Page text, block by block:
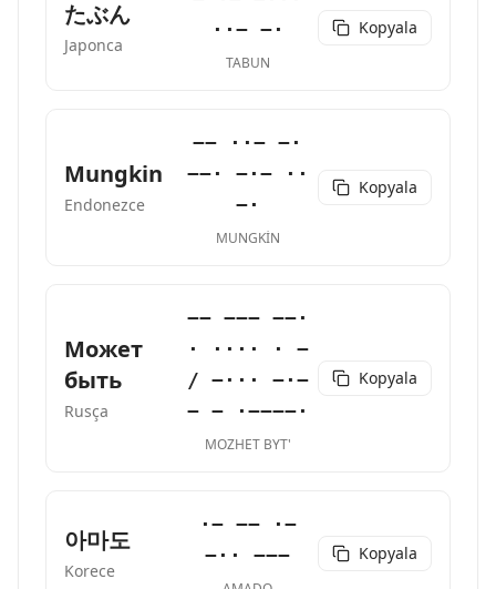
たぶん
Japonca
··− −·
TABUN
Kopyala
Mungkin
Endonezce
−− ··− −·
−−· −·− ··
−·
MUNGKIN
Kopyala
Может
быть
Rusça
−− −−− −−·
· ···· · −
/ −··· −·−
− − ·−−−−·
MOZHET BYT'
Kopyala
아마도
Korece
·− −− ·−
−·· −−−
Kopyala